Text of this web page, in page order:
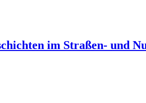
im Straßen- und